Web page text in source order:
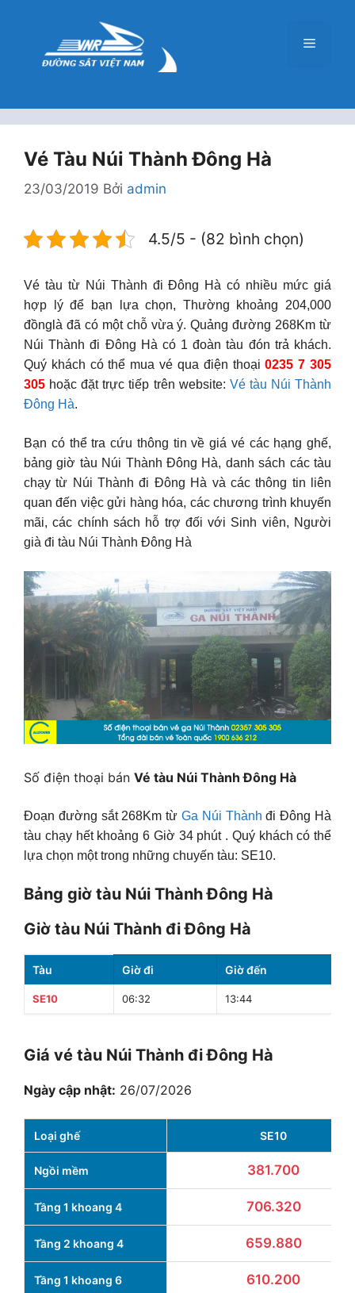
Menu
Vé Tàu Núi Thành Đông Hà
23/03/2019 Bởi admin
4.5/5 - (82 bình chọn)
Vé tàu từ Núi Thành đi Đông Hà có nhiều mức giá
hợp lý để bạn lựa chọn, Thường khoảng 204,000
đồnglà đã có một chỗ vừa ý. Quảng đường 268Km từ
Núi Thành đi Đông Hà có 1 đoàn tàu đón trả khách.
Quý khách có thể mua vé qua điện thoại0235 7 305
305 hoặc đặt trực tiếp trên website: Vé tàu Núi Thành
Đông Hà.
Bạn có thể tra cứu thông tin về giá vé các hạng ghế,
bảng giờ tàu Núi Thành Đông Hà, danh sách các tàu
chạy từ Núi Thành đi Đông Hà và các thông tin liên
quan đến việc gửi hàng hóa, các chương trình khuyến
mãi, các chính sách hỗ trợ đối với Sinh viên, Người
già đi tàu Núi Thành Đông Hà
Số điện thoại bán Vé tàu Núi Thành Đông Hà
Đoạn đường sắt 268Km từ Ga Núi Thành đi Đông Hà
tàu chạy hết khoảng 6 Giờ 34 phút . Quý khách có thể
lựa chọn một trong những chuyến tàu: SE10.
Bảng giờ tàu Núi Thành Đông Hà
Giờ tàu Núi Thành đi Đông Hà
Tàu Giờ đi Giờ đến
SE10 06:32 13:44
Giá vé tàu Núi Thành đi Đông Hà
Ngày cập nhật: 26/07/2026
Loại ghế SE10
Ngồi mềm 381.700
Tầng 1 khoang 4 706.320
Tầng 2 khoang 4 659.880
Tầng 1 khoang 6 610.200